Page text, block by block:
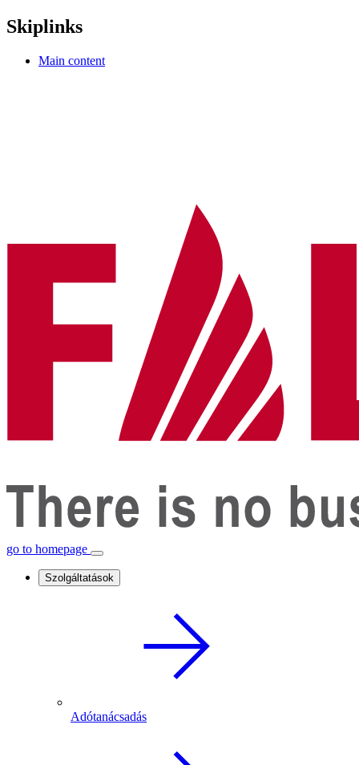
Skiplinks
Main content
go to homepage
Szolgáltatások
Adótanácsadás